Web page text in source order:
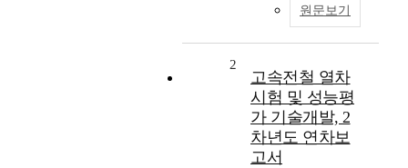
원문보기
2
고속전철 열차
시험 및 성능평
가 기술개발, 2
차년도 연차보
고서